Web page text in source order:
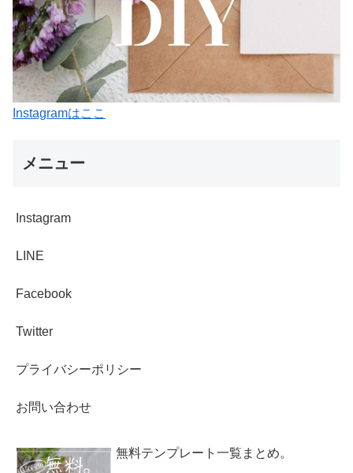
Instagramはここ
メニュー
Instagram
LINE
Facebook
Twitter
プライバシーポリシー
お問い合わせ
無料テンプレート一覧まとめ。